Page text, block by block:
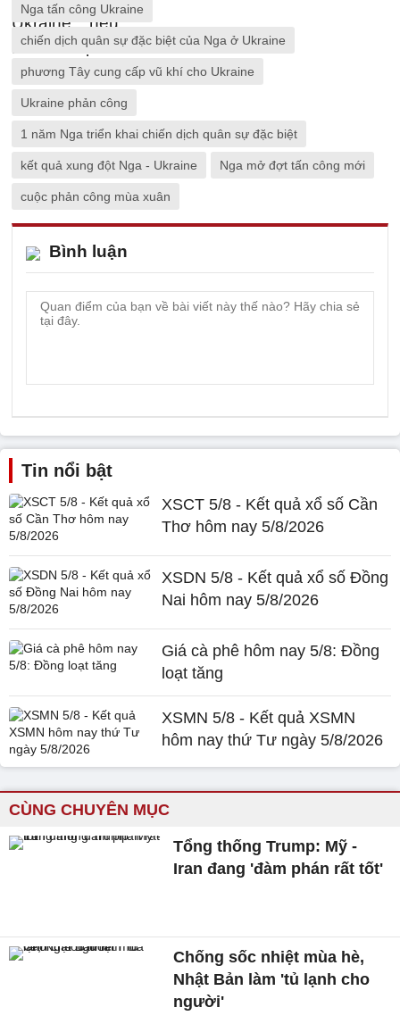
Nga tấn công Ukraine
chiến dịch quân sự đặc biệt của Nga ở Ukraine
phương Tây cung cấp vũ khí cho Ukraine
Ukraine phản công
1 năm Nga triển khai chiến dịch quân sự đặc biệt
kết quả xung đột Nga - Ukraine Nga mở đợt tấn công mới
cuộc phản công mùa xuân
Bình luận
Tin nổi bật
XSCT 5/8 - Kết quả xổ số Cần
Thơ hôm nay 5/8/2026
XSDN 5/8 - Kết quả xổ số Đồng
Nai hôm nay 5/8/2026
Giá cà phê hôm nay 5/8: Đồng
loạt tăng
XSMN 5/8 - Kết quả XSMN
hôm nay thứ Tư ngày 5/8/2026
CÙNG CHUYÊN MỤC
Tổng thống Trump: Mỹ -
Iran đang 'đàm phán rất tốt'
Chống sốc nhiệt mùa hè,
Nhật Bản làm 'tủ lạnh cho
người'